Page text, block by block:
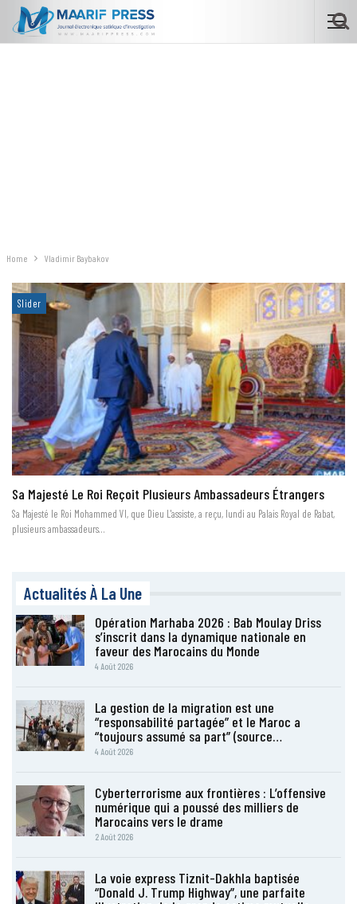
Home Vladimir Baybakov
Slider
Sa Majesté Le Roi Reçoit Plusieurs Ambassadeurs Étrangers
Sa Majesté le Roi Mohammed VI, que Dieu L'assiste, a reçu, lundi au Palais Royal de Rabat,
plusieurs ambassadeurs…
Actualités À La Une
Opération Marhaba 2026 : Bab Moulay Driss
s’inscrit dans la dynamique nationale en
faveur des Marocains du Monde
4 Août 2026
La gestion de la migration est une
“responsabilité partagée” et le Maroc a
“toujours assumé sa part” (source…
4 Août 2026
Cyberterrorisme aux frontières : L’offensive
numérique qui a poussé des milliers de
Marocains vers le drame
2 Août 2026
La voie express Tiznit-Dakhla baptisée
“Donald J. Trump Highway”, une parfaite